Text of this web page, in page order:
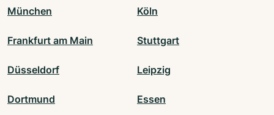
München Köln
Frankfurt am Main Stuttgart
Düsseldorf Leipzig
Dortmund Essen